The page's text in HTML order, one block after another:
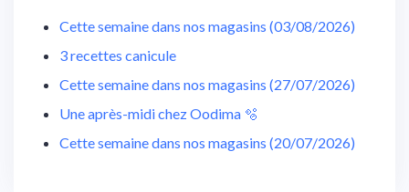
Cette semaine dans nos magasins (03/08/2026)
3 recettes canicule
Cette semaine dans nos magasins (27/07/2026)
Une après-midi chez Oodima 🫧
Cette semaine dans nos magasins (20/07/2026)